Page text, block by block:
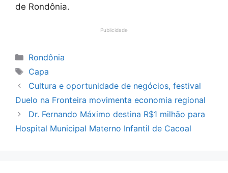
de Rondônia.
Publicidade
Categorias
Rondônia
Tags
Capa
Cultura e oportunidade de negócios, festival
Duelo na Fronteira movimenta economia regional
Dr. Fernando Máximo destina R$1 milhão para
Hospital Municipal Materno Infantil de Cacoal